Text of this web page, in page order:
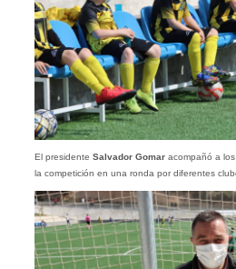
El presidente Salvador Gomaracompañó a los
la competición en una ronda por diferentes